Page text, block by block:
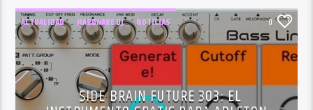
ACTUALIDAD HARDWARE DJ
NOTICIAS
PRODUCCION
SOFTWARE DJ TECNOLOGÍA DJ
0
SIDE BRAIN FUTURE 303: EL